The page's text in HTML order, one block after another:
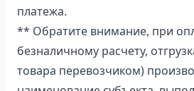
платежа.
** Обратите внимание, при
безналичному расчету,
товара перевозчиком)